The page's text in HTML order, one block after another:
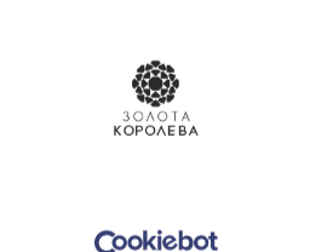
Зелений (2)
від 0,21 до 0,30